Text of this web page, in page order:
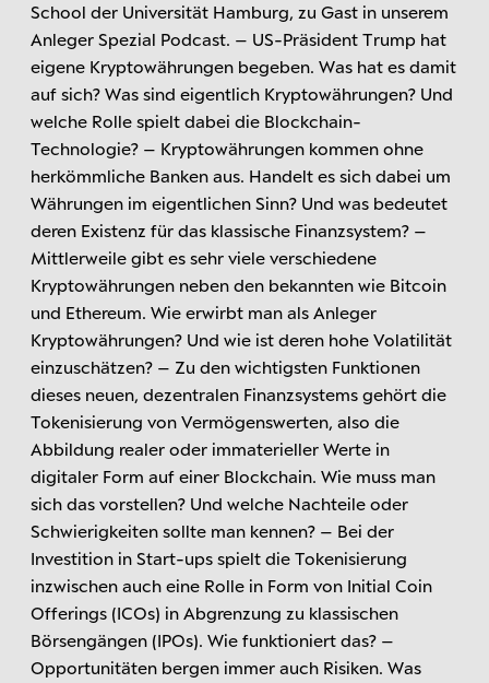
School der Universität Hamburg, zu Gast in unserem
Anleger Spezial Podcast. – US-Präsident Trump hat
eigene Kryptowährungen begeben. Was hat es damit
auf sich? Was sind eigentlich Kryptowährungen? Und
welche Rolle spielt dabei die Blockchain-
Technologie? – Kryptowährungen kommen ohne
herkömmliche Banken aus. Handelt es sich dabei um
Währungen im eigentlichen Sinn? Und was bedeutet
deren Existenz für das klassische Finanzsystem? –
Mittlerweile gibt es sehr viele verschiedene
Kryptowährungen neben den bekannten wie Bitcoin
und Ethereum. Wie erwirbt man als Anleger
Kryptowährungen? Und wie ist deren hohe Volatilität
einzuschätzen? – Zu den wichtigsten Funktionen
dieses neuen, dezentralen Finanzsystems gehört die
Tokenisierung von Vermögenswerten, also die
Abbildung realer oder immaterieller Werte in
digitaler Form auf einer Blockchain. Wie muss man
sich das vorstellen? Und welche Nachteile oder
Schwierigkeiten sollte man kennen? – Bei der
Investition in Start-ups spielt die Tokenisierung
inzwischen auch eine Rolle in Form von Initial Coin
Offerings (ICOs) in Abgrenzung zu klassischen
Börsengängen (IPOs). Wie funktioniert das? –
Opportunitäten bergen immer auch Risiken. Was